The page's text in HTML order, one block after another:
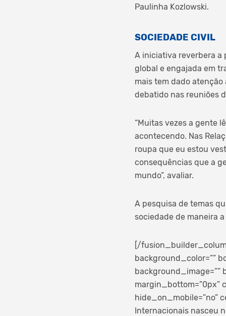
Paulinha Kozlowski.
SOCIEDADE CIVIL
A iniciativa reverbera a
global e engajada em
mais tem dado
debatido nas reuniões
“Muitas vezes a gente
acontecendo. Nas
roupa que eu estou
consequências que a
mundo”, avaliar.
A pesquisa de temas
sociedade de maneira
[/
background_color=””
background_image=””
margin_bottom=”0px”
hide_on_mobile=”no”
Internacionais nasceu